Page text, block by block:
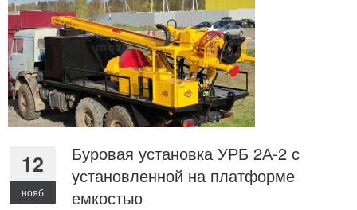
12
нояб
Буровая установка УРБ 2А-2 с
установленной на платформе
емкостью